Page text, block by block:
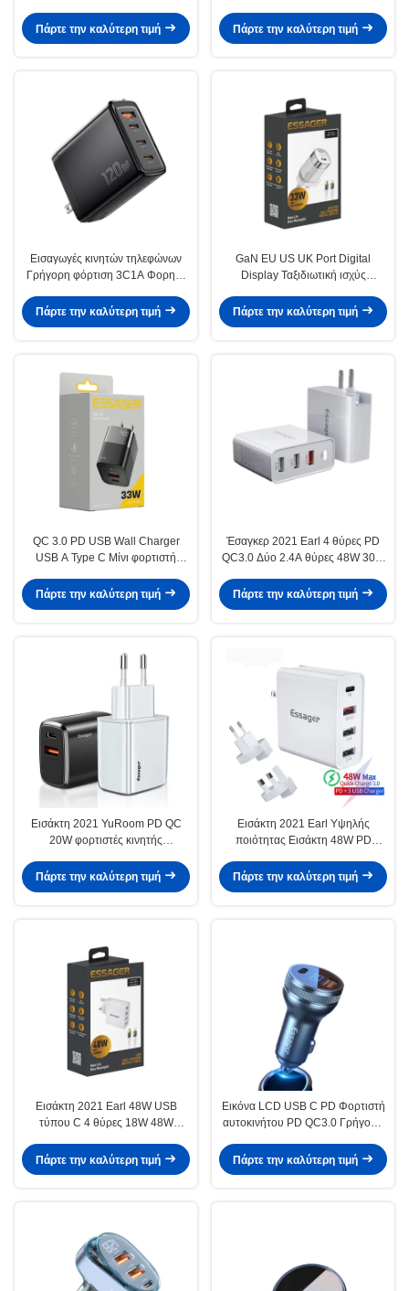
Samsung Xiaomi
Πάρτε την καλύτερη τιμή
USB PD QC3.0 φορτιστή κινητών
τηλεφώνων
Πάρτε την καλύτερη τιμή
Εισαγωγές κινητών τηλεφώνων
Γρήγορη φόρτιση 3C1A Φορητή
Πάρτε την καλύτερη τιμή
GaN EU US UK Port Digital
Display Ταξιδιωτική ισχύς
φόρτιση 33W με καλώδιο
Πάρτε την καλύτερη τιμή
QC 3.0 PD USB Wall Charger
USB A Type C Μίνι φορτιστή
4A
Πάρτε την καλύτερη τιμή
Έσαγκερ 2021 Earl 4 θύρες PD
QC3.0 Δύο 2.4A θύρες 48W 30W
Πάρτε την καλύτερη τιμή
Εισάκτη 2021 YuRoom PD QC
20W φορτιστές κινητής
καλώδιο φορτιστή USB 100-240V
PD Wall Charger
Πάρτε την καλύτερη τιμή
Εισάκτη 2021 Earl Υψηλής
ποιότητας Εισάκτη 48W PD
Φορτιστή QC3.0 Τάχος Φορτιστή
Ηνωμένο Βασίλειο US Adapter
Πάρτε την καλύτερη τιμή
Εισάκτη 2021 Earl 48W USB
τύπου C 4 θύρες 18W 48W
Charger για κινητό τηλέφωνο με
καλώδιο
Πάρτε την καλύτερη τιμή
Εικόνα LCD USB C PD Φορτιστή
αυτοκινήτου PD QC3.0 Γρήγορη
Πάρτε την καλύτερη τιμή